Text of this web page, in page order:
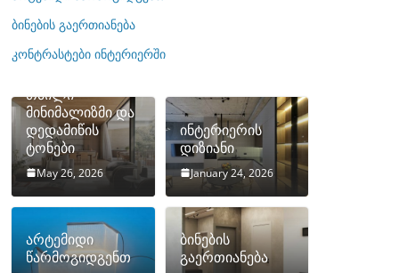
ბ
ი
ბინების გაერთიანება
კონტრასტები ინტერიერში
თბილი
მინიმალიზმი და
დედამიწის
ტონები
May 26, 2026
ინტერიერის
დიზიანი
January 24, 2026
არტემიდი
წარმოგიდგენთ
ბინების
გაერთიანება